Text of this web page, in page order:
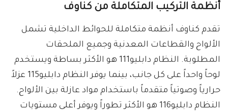
أنظمة التركيب المتكاملة من كناوف
تقدم كناوف أنظمة متكاملة للحوائط الداخلية تشمل
الألواح والقطاعات المعدنية وجميع الملحقات
المطلوبة. النظام دابليو111 هو الأكثر بساطة ويستخدم
لوحاً واحداً على كل جانب، بينما يوفر النظام دابليو115 عزلاً
حرارياً وصوتياً متقدماً باستخدام مواد عازلة بين الألواح.
النظام دابليو116 هو الأكثر تطوراً ويوفر أعلى مستويات